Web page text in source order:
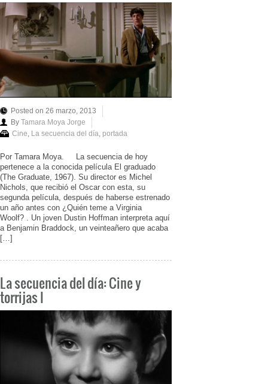
Posted on 26 marzo, 2013
By Tamara Moya Jorge
Cine, La secuencia del día, portada
Por Tamara Moya. La secuencia de hoy
pertenece a la conocida película El graduado
(The Graduate, 1967). Su director es Michel
Nichols, que recibió el Oscar con esta, su
segunda película, después de haberse estrenado
un año antes con ¿Quién teme a Virginia
Woolf? . Un joven Dustin Hoffman interpreta aquí
a Benjamin Braddock, un veinteañero que acaba
[…]
La secuencia del día: Cine y
torrijas I